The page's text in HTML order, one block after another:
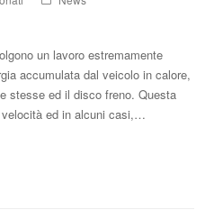
un lavoro estremamente
accumulata dal veicolo in calore,
stesse ed il disco freno. Questa
velocità ed in alcuni casi,…